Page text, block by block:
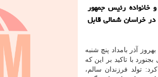
خانواده رئیس جمهور
خراسان شمالی قابل
آذر بامداد پنچ شنبه
با تاکید بر این که
تولد فرزندان سالم،